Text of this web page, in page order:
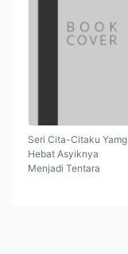
Seri Cita-Citaku Yamg
Hebat Asyiknya
Menjadi Tentara